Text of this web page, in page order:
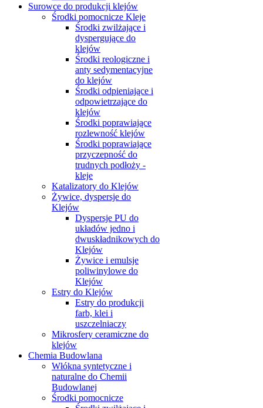
Surowce do produkcji klejów
Środki pomocnicze Kleje
Środki zwilżające i
dyspergujące do
klejów
Środki reologiczne i
anty sedymentacyjne
do klejów
Środki odpieniające i
odpowietrzające do
klejów
Środki poprawiające
rozlewność klejów
Środki poprawiające
przyczepność do
trudnych podłoży -
kleje
Katalizatory do Klejów
Żywice, dyspersje do
Klejów
Dyspersje PU do
układów jedno i
dwuskładnikowych do
Klejów
Żywice i emulsje
poliwinylowe do
Klejów
Estry do Klejów
Estry do produkcji
farb, klei i
uszczelniaczy
Mikrosfery ceramiczne do
klejów
Chemia Budowlana
Włókna syntetyczne i
naturalne do Chemii
Budowlanej
Środki pomocnicze